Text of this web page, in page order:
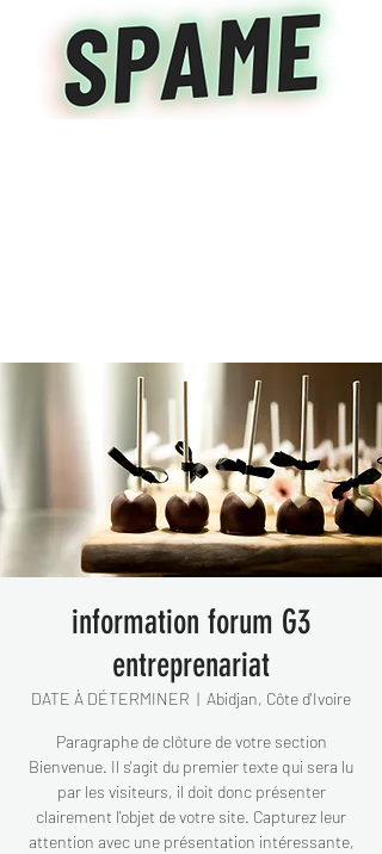
information forum G3
entreprenariat
DATE À DÉTERMINER
  |
Abidjan, Côte d'Ivoire
Paragraphe de clôture de votre section
Bienvenue. Il s'agit du premier texte qui sera lu
par les visiteurs, il doit donc présenter
clairement l'objet de votre site. Capturez leur
attention avec une présentation intéressante,